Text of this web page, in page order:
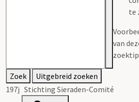
te
van
Zoek
Uitgebreid zoeken
197j Stichting Sieraden-Comité